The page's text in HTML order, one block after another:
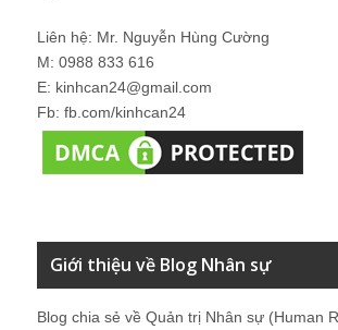
Liên hệ: Mr. Nguyễn Hùng Cường
M: 0988 833 616
E: kinhcan24@gmail.com
Fb: fb.com/kinhcan24
Giới thiệu về Blog Nhân sự
Blog chia sẻ về Quản trị Nhân sự (Human